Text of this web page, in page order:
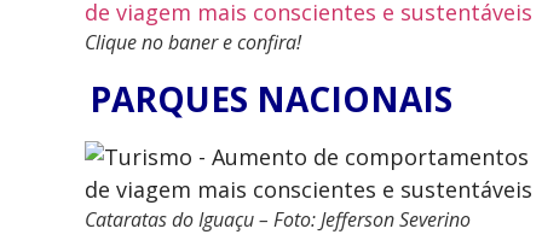
Clique no baner e confira!
PARQUES NACIONAIS
Cataratas do Iguaçu – Foto: Jefferson Severino